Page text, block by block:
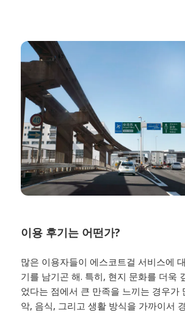
이용 후기는 어떤가?
많은 이용자들이 에스코트걸 서비스에
기를 남기곤 해. 특히, 현지 문화를 더욱
었다는 점에서 큰 만족을 느끼는 경우가
악, 음식, 그리고 생활 방식을 가까이서